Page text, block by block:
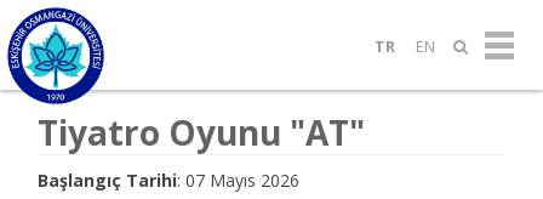
TR EN
Tiyatro Oyunu "AT"
Başlangıç Tarihi: 07 Mayıs 2026